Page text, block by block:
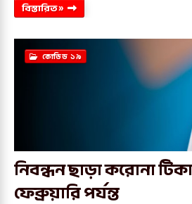
বিস্তারিত »
কোভিড ১৯
নিবন্ধন ছাড়া করোনা
ফেব্রুয়ারি পর্যন্ত